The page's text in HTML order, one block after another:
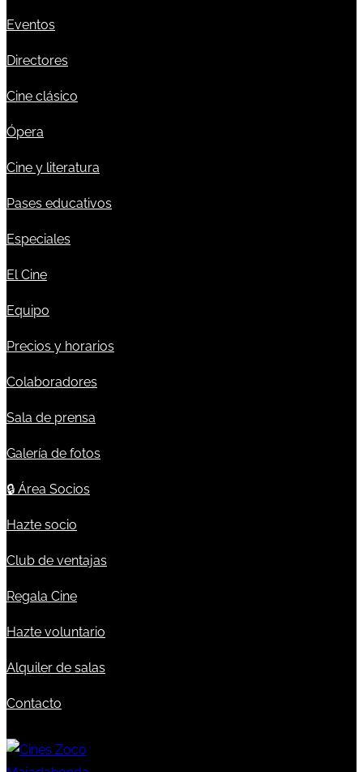
Eventos
Directores
Cine clásico
Ópera
Cine y literatura
Pases educativos
Especiales
El Cine
Equipo
Precios y horarios
Colaboradores
Sala de prensa
Galería de fotos
🔒 Área Socios
Hazte socio
Club de ventajas
Regala Cine
Hazte voluntario
Alquiler de salas
Contacto